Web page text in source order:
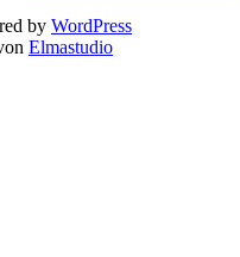
by WordPress
Elmastudio